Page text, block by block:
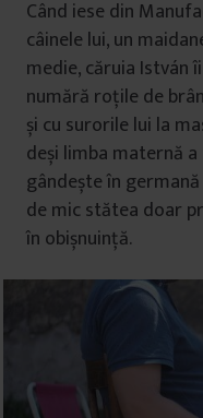
Când iese din
câinele lui, un
medie, căruia István
numără roțile de
și cu surorile lui la
deși limba maternă
gândește în
de mic stătea doar
în obișnuință.